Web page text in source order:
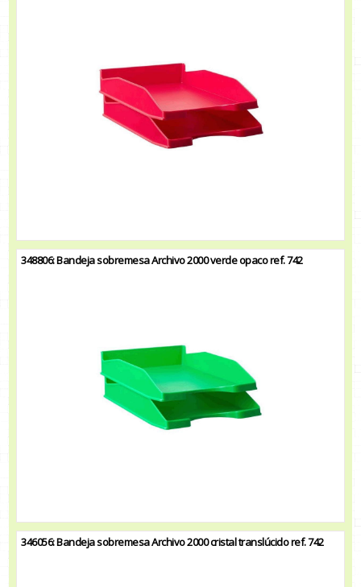
348806: Bandeja sobremesa Archivo 2000 verde opaco ref. 742
346056: Bandeja sobremesa Archivo 2000 cristal translúcido ref. 742